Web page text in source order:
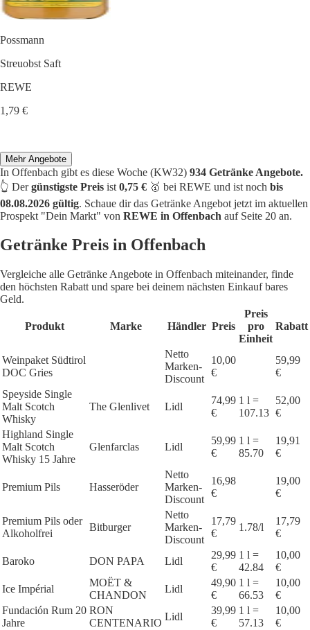
Possmann
Streuobst Saft
REWE
1,79 €
Mehr Angebote
In Offenbach gibt es diese Woche (KW32) 934 Getränke Angebote.
👆 Dergünstigste Preis ist 0,75 € 🥇 bei REWE und ist noch bis
08.08.2026 gültig. Schaue dir das Getränke Angebot jetzt im aktuellen
Prospekt "Dein Markt" von REWE in Offenbach auf Seite 20 an.
Getränke Preis in Offenbach
Vergleiche alle Getränke Angebote in Offenbach miteinander, finde
den höchsten Rabatt und spare bei deinem nächsten Einkauf bares
Geld.
Produkt Marke Händler Preis
Preis
pro
Einheit
Rabatt
Weinpaket Südtirol
DOC Gries
Netto
Marken-
Discount
10,00
€
59,99
€
Speyside Single
Malt Scotch
Whisky
The Glenlivet Lidl
74,99
€
1 l =
107.13
52,00
€
Highland Single
Malt Scotch
Whisky 15 Jahre
Glenfarclas Lidl
59,99
€
1 l =
85.70
19,91
€
Premium Pils Hasseröder
Netto
Marken-
Discount
16,98
€
19,00
€
Premium Pils oder
Alkoholfrei
Bitburger
Netto
Marken-
Discount
17,79
€
1.78/l
17,79
€
Baroko DON PAPA Lidl
29,99
€
1 l =
42.84
10,00
€
Ice Impérial
MOËT &
CHANDON
Lidl
49,90
€
1 l =
66.53
10,00
€
Fundación Rum 20
Jahre
RON
CENTENARIO
Lidl
39,99
€
1 l =
57.13
10,00
€